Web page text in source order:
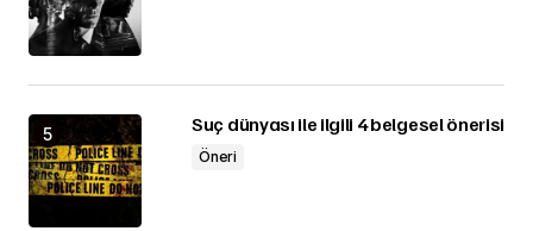
Suç dünyası ile ilgili 4 belgesel önerisi
Öneri